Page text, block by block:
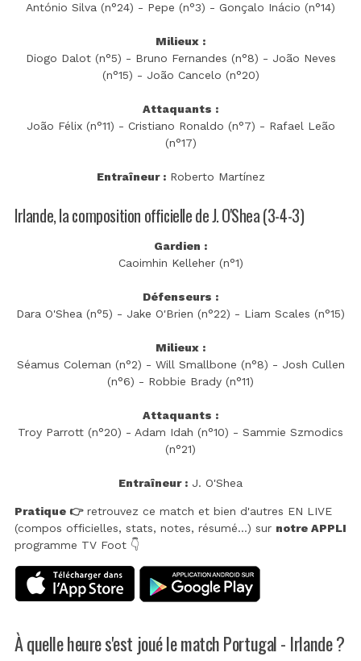
António Silva (n°24) - Pepe (n°3) - Gonçalo Inácio (n°14)
Milieux :
Diogo Dalot (n°5) - Bruno Fernandes (n°8) - João Neves
(n°15) - João Cancelo (n°20)
Attaquants :
João Félix (n°11) - Cristiano Ronaldo (n°7) - Rafael Leão
(n°17)
Entraîneur :Roberto Martínez
Irlande, la composition officielle de J. O'Shea (3-4-3)
Gardien :
Caoimhin Kelleher (n°1)
Défenseurs :
Dara O'Shea (n°5) - Jake O'Brien (n°22) - Liam Scales (n°15)
Milieux :
Séamus Coleman (n°2) - Will Smallbone (n°8) - Josh Cullen
(n°6) - Robbie Brady (n°11)
Attaquants :
Troy Parrott (n°20) - Adam Idah (n°10) - Sammie Szmodics
(n°21)
Entraîneur : J. O'Shea
Pratique 👉retrouvez ce match et bien d'autres EN LIVE
(compos officielles, stats, notes, résumé...) sur notre APPLI
programme TV Foot 👇
À quelle heure s'est joué le match Portugal - Irlande ?